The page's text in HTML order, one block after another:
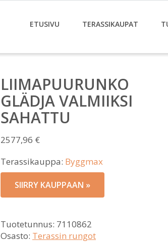
ETUSIVU TERASSIKAUPAT
LIIMAPUURUNKO
GLÄDJA VALMIIKSI
SAHATTU
2577,96 €
Terassikauppa: Byggmax
SIIRRY KAUPPAAN »
Tuotetunnus: 7110862
Osasto: Terassin rungot